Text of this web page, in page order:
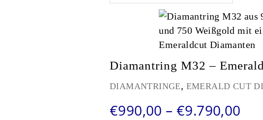
Diamantring M32 –
DIAMANTRINGE, EMERALD CUT
€990,00 –€9.790,00